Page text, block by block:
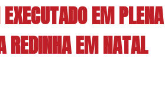
EM
REDINHA EM NATAL